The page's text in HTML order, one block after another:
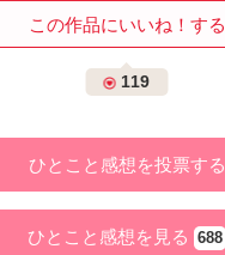
この作品にいいね！する
119
ひとこと感想を投票する
ひとこと感想を見る 688